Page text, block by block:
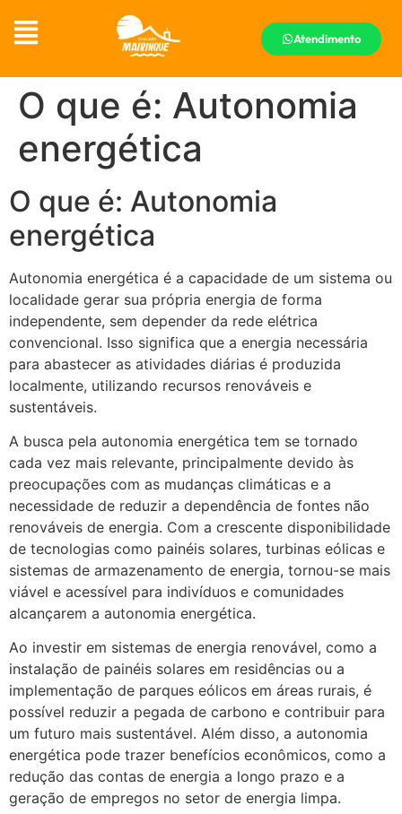
Atendimento
O que é: Autonomia
energética
O que é: Autonomia
energética
Autonomia energética é a capacidade de um sistema ou
localidade gerar sua própria energia de forma
independente, sem depender da rede elétrica
convencional. Isso significa que a energia necessária
para abastecer as atividades diárias é produzida
localmente, utilizando recursos renováveis e
sustentáveis.
A busca pela autonomia energética tem se tornado
cada vez mais relevante, principalmente devido às
preocupações com as mudanças climáticas e a
necessidade de reduzir a dependência de fontes não
renováveis de energia. Com a crescente disponibilidade
de tecnologias como painéis solares, turbinas eólicas e
sistemas de armazenamento de energia, tornou-se mais
viável e acessível para indivíduos e comunidades
alcançarem a autonomia energética.
Ao investir em sistemas de energia renovável, como a
instalação de painéis solares em residências ou a
implementação de parques eólicos em áreas rurais, é
possível reduzir a pegada de carbono e contribuir para
um futuro mais sustentável. Além disso, a autonomia
energética pode trazer benefícios econômicos, como a
redução das contas de energia a longo prazo e a
geração de empregos no setor de energia limpa.